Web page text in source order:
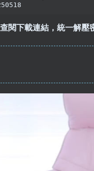
閱下載連結，統一解壓